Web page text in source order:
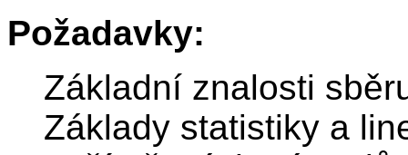
Požadavky:
Základní znalosti
Základy statistiky a